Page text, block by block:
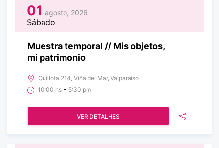
01 agosto, 2026
Sábado
Muestra temporal // Mis objetos,
mi patrimonio
Quillota 214, Viña del Mar, Valparaíso
10:00 hs - 5:30 pm
VER DETALHES